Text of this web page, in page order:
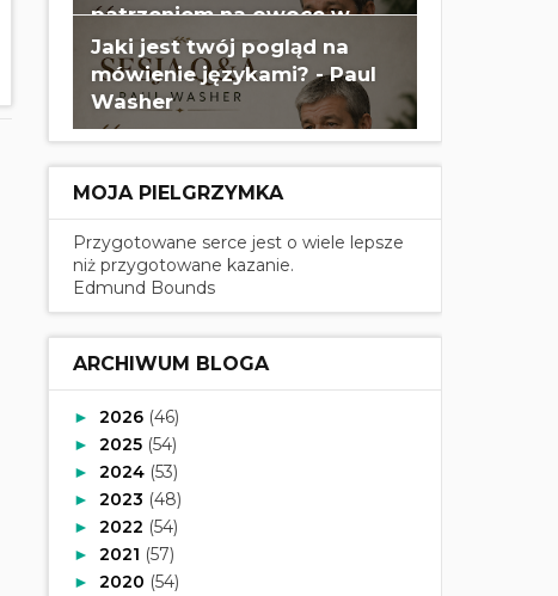
patrzeniem na owoce w
swoim życiu? - Paul Washer
Jaki jest twój pogląd na
mówienie językami? - Paul
Washer
MOJA PIELGRZYMKA
Przygotowane serce jest o wiele lepsze
niż przygotowane kazanie.
Edmund Bounds
ARCHIWUM BLOGA
► 2026 (46)
► 2025 (54)
► 2024 (53)
► 2023 (48)
► 2022 (54)
► 2021 (57)
► 2020 (54)